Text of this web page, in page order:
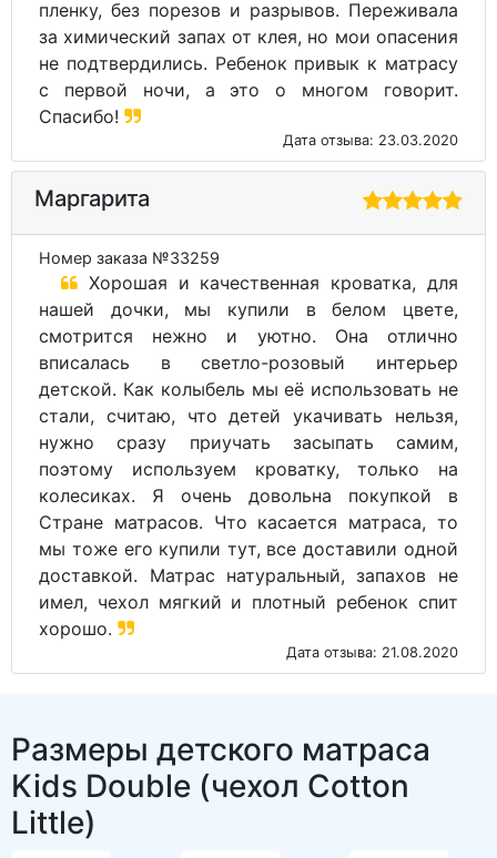
пленку, без порезов и разрывов. Переживала
за химический запах от клея, но мои опасения
не подтвердились. Ребенок привык к матрасу
с первой ночи, а это о многом говорит.
Спасибо!
Дата отзыва: 23.03.2020
Маргарита
Номер заказа №33259
Хорошая и качественная кроватка, для
нашей дочки, мы купили в белом цвете,
смотрится нежно и уютно. Она отлично
вписалась в светло-розовый интерьер
детской. Как колыбель мы её использовать не
стали, считаю, что детей укачивать нельзя,
нужно сразу приучать засыпать самим,
поэтому используем кроватку, только на
колесиках. Я очень довольна покупкой в
Стране матрасов. Что касается матраса, то
мы тоже его купили тут, все доставили одной
доставкой. Матрас натуральный, запахов не
имел, чехол мягкий и плотный ребенок спит
хорошо.
Дата отзыва: 21.08.2020
Размеры детского матраса
Kids Double (чехол Cotton
Little)